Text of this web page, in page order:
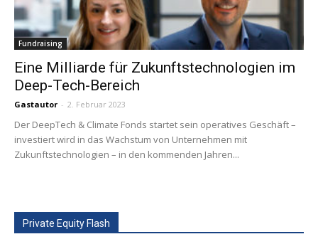
Fundraising
Eine Milliarde für Zukunftstechnologien im
Deep-Tech-Bereich
Gastautor - 2. Februar 2023
Der DeepTech & Climate Fonds startet sein operatives Geschäft –
investiert wird in das Wachstum von Unternehmen mit
Zukunftstechnologien – in den kommenden Jahren...
Private Equity Flash